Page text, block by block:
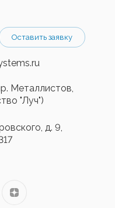
Оставить заявку
Металлистов,
"Луч")
д. 9,